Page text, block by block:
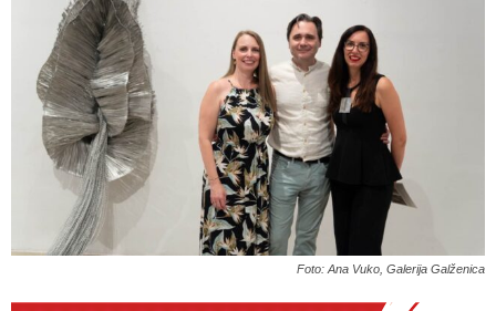
Foto: Ana Vuko, Galerija Galženica